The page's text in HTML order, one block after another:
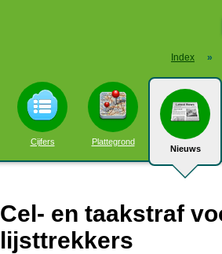
Index »
Cijfers Plattegrond
Nieuws
Cel- en taakstraf
lijsttrekkers